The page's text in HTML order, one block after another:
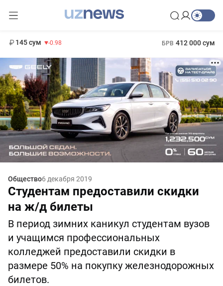
145 сум -0.98 БРВ 412 000 сум
Общество6 декабря 2019
Студентам предоставили скидки
на ж/д билеты
В период зимних каникул студентам вузов
и учащимся профессиональных
колледжей предоставили скидки в
размере 50% на покупку железнодорожных
билетов.